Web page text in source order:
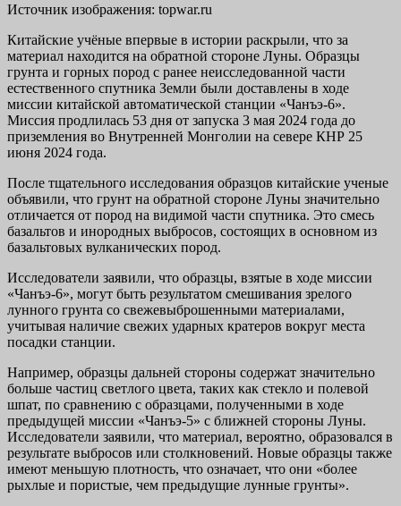
Источник изображения: topwar.ru
Китайские учёные впервые в истории раскрыли, что за
материал находится на обратной стороне Луны. Образцы
грунта и горных пород с ранее неисследованной части
естественного спутника Земли были доставлены в ходе
миссии китайской автоматической станции «Чанъэ-6».
Миссия продлилась 53 дня от запуска 3 мая 2024 года до
приземления во Внутренней Монголии на севере КНР 25
июня 2024 года.
После тщательного исследования образцов китайские ученые
объявили, что грунт на обратной стороне Луны значительно
отличается от пород на видимой части спутника. Это смесь
базальтов и инородных выбросов, состоящих в основном из
базальтовых вулканических пород.
Исследователи заявили, что образцы, взятые в ходе миссии
«Чанъэ-6», могут быть результатом смешивания зрелого
лунного грунта со свежевыброшенными материалами,
учитывая наличие свежих ударных кратеров вокруг места
посадки станции.
Например, образцы дальней стороны содержат значительно
больше частиц светлого цвета, таких как стекло и полевой
шпат, по сравнению с образцами, полученными в ходе
предыдущей миссии «Чанъэ-5» с ближней стороны Луны.
Исследователи заявили, что материал, вероятно, образовался в
результате выбросов или столкновений. Новые образцы также
имеют меньшую плотность, что означает, что они «более
рыхлые и пористые, чем предыдущие лунные грунты».